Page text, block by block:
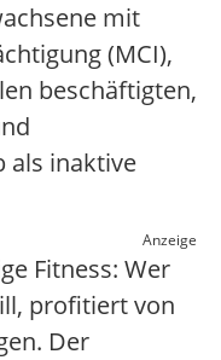
mit
(MCI),
beschäftigten,
als inaktive
Anzeige
Fitness: Wer
profitiert von
Der